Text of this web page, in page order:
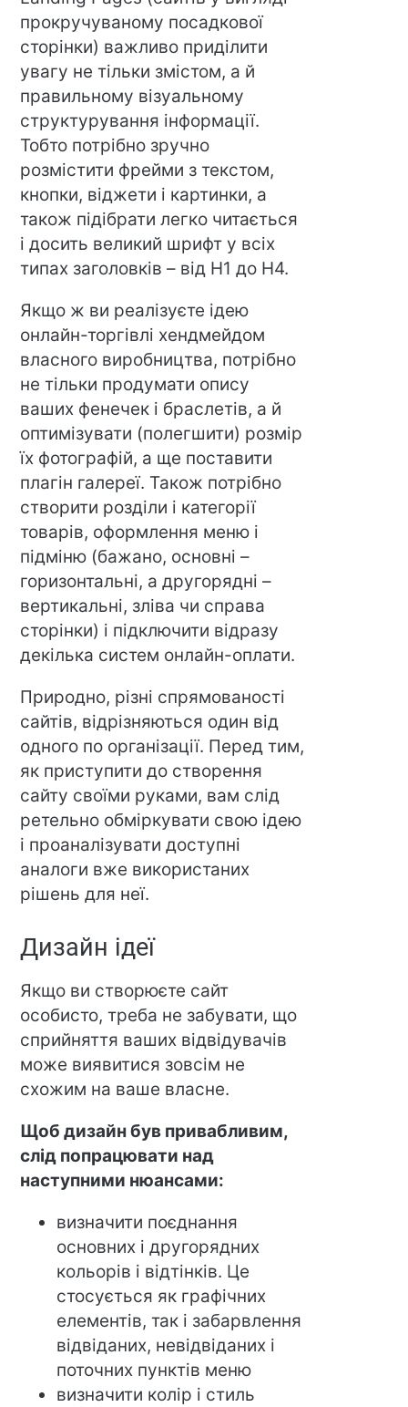
прокручуваному посадкової
сторінки) важливо приділити
увагу не тільки змістом, а й
правильному візуальному
структурування інформації.
Тобто потрібно зручно
розмістити фрейми з текстом,
кнопки, віджети і картинки, а
також підібрати легко читається
і досить великий шрифт у всіх
типах заголовків – від H1 до H4.
Якщо ж ви реалізуєте ідею
онлайн-торгівлі хендмейдом
власного виробництва, потрібно
не тільки продумати опису
ваших фенечек і браслетів, а й
оптимізувати (полегшити) розмір
їх фотографій, а ще поставити
плагін галереї. Також потрібно
створити розділи і категорії
товарів, оформлення меню і
підміню (бажано, основні –
горизонтальні, а другорядні –
вертикальні, зліва чи справа
сторінки) і підключити відразу
декілька систем онлайн-оплати.
Природно, різні спрямованості
сайтів, відрізняються один від
одного по організації. Перед тим,
як приступити до створення
сайту своїми руками, вам слід
ретельно обміркувати свою ідею
і проаналізувати доступні
аналоги вже використаних
рішень для неї.
Дизайн ідеї
Якщо ви створюєте сайт
особисто, треба не забувати, що
сприйняття ваших відвідувачів
може виявитися зовсім не
схожим на ваше власне.
Щоб дизайн був привабливим,
слід попрацювати над
наступними нюансами:
визначити поєднання
основних і другорядних
кольорів і відтінків. Це
стосується як графічних
елементів, так і забарвлення
відвіданих, невідвіданих і
поточних пунктів меню
визначити колір і стиль